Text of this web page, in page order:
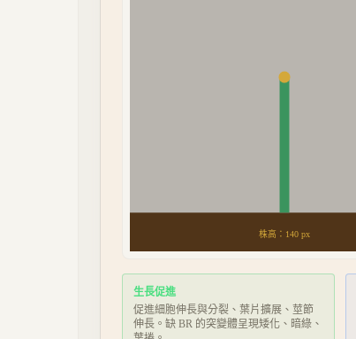
株高： 140px
生長促進
促進細胞伸長與分裂、葉片擴展、莖節
伸長。缺 BR 的突變體呈現矮化、暗綠、